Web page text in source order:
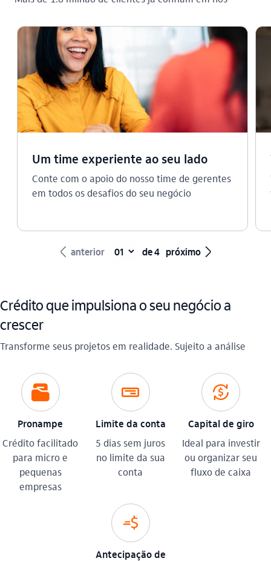
Um time experiente ao seu lado
Conte com o apoio do nosso time de gerentes
em todos os desafios do seu negócio
seta_esquerda anterior de 4 próximo seta_direita
Crédito que impulsiona o seu negócio a
crescer
Transforme seus projetos em realidade. Sujeito a análise
documentos_pasta_outline
Pronampe
Crédito facilitado
para micro e
pequenas
empresas
cheque_outline
Limite da conta
5 dias sem juros
no limite da sua
conta
recarga
Capital de giro
Ideal para investir
ou organizar seu
fluxo de caixa​
cobranca
Antecipação de